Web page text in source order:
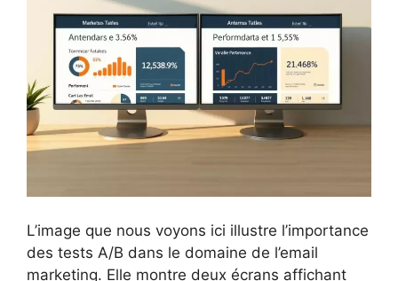
L’image que nous voyons ici illustre l’importance
des tests A/B dans le domaine de l’email
marketing. Elle montre deux écrans affichant